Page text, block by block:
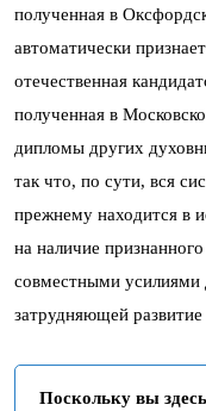
полученная в
автоматически
отечественная
полученная в
дипломы других
так что, по сути, вся
прежнему находится в
на наличие
совместными усилиями
затрудняющей развитие
Поскольку вы